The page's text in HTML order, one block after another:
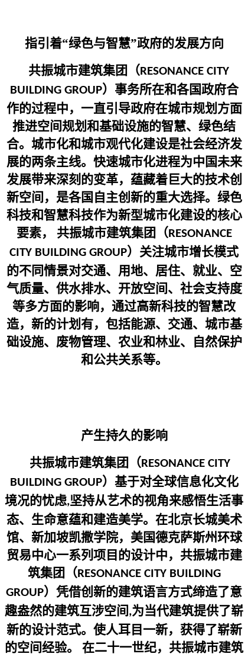
指引着“绿色与智慧”政府的发展方向
共振城市建筑集团（ RESONANCE CITY
BUILDING GROUP）事务所在和各国政府合
作的过程中，一直引导政府在城市规划方面
推进空间规划和基础设施的智慧、绿色结
合。城市化和城市观代化建设是社会经济发
展的两条主线。快速城市化进程为中国未来
发展带来深刻的变革，蕴藏着巨大的技术创
新空间，是各国自主创新的重大选择。绿色
科技和智慧科技作为新型城市化建设的核心
要素， 共振城市建筑集团（ RESONANCE
CITY BUILDING GROUP）关注城市增长模式
的不同情景对交通、用地、居住、就业、空
气质量、供水排水、开放空间、社会支持度
等多方面的影响，通过高新科技的智慧改
造，新的计划有，包括能源、交通、城市基
础设施、废物管理、农业和林业、自然保护
和公共关系等。
产生持久的影响
共振城市建筑集团（ RESONANCE CITY
BUILDING GROUP）基于对全球信息化文化
境况的忧虑,坚持从艺术的视角来感悟生活事
态、生命意蕴和建造美学。在北京长城美术
馆、新加坡凯撒学院，美国德克萨斯州环球
贸易中心一系列项目的设计中，共振城市建
筑集团（ RESONANCE CITY BUILDING
GROUP）凭借创新的建筑语言方式缔造了意
趣盎然的建筑互涉空间,为当代建筑提供了崭
新的设计范式。使人耳目一新，获得了崭新
的空间经验。 在二十一世纪，共振城市建筑